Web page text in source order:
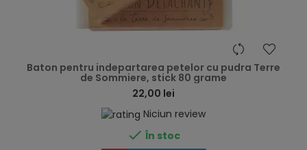
Baton pentru indepartarea petelor cu pudra Terre
de Sommiere, stick 80 grame
22,00 lei
Niciun review
 În stoc